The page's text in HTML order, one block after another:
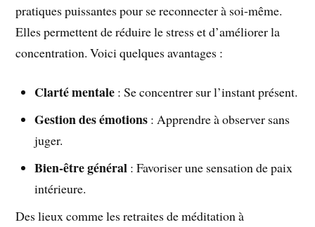
pratiques puissantes pour se reconnecter à soi-même.
Elles permettent de réduire le stress et d’améliorer la
concentration. Voici quelques avantages :
Clarté mentale : Se concentrer sur l’instant présent.
Gestion des émotions : Apprendre à observer sans
juger.
Bien-être général : Favoriser une sensation de paix
intérieure.
Des lieux comme les retraites de méditation à